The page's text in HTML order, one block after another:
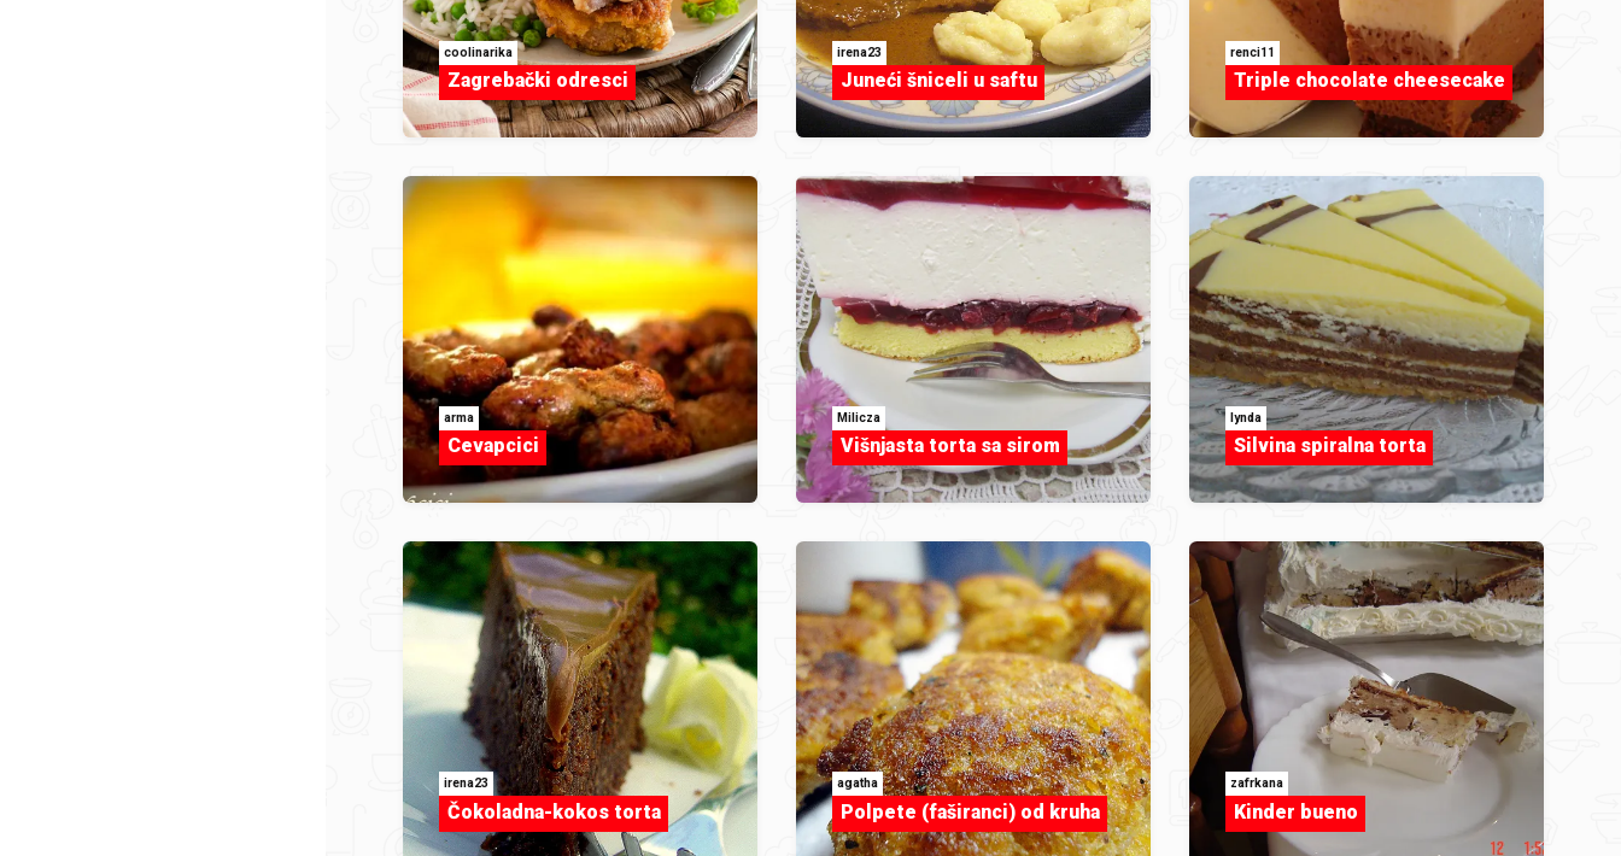
coolinarika
Zagrebački odresci
irena23
Juneći šniceli u saftu
renci11
Triple chocolate cheesecake
arma
Cevapcici
Milicza
Višnjasta torta sa sirom
lynda
Silvina spiralna torta
irena23
Čokoladna-kokos torta
agatha
Polpete (faširanci) od kruha
zafrkana
Kinder bueno